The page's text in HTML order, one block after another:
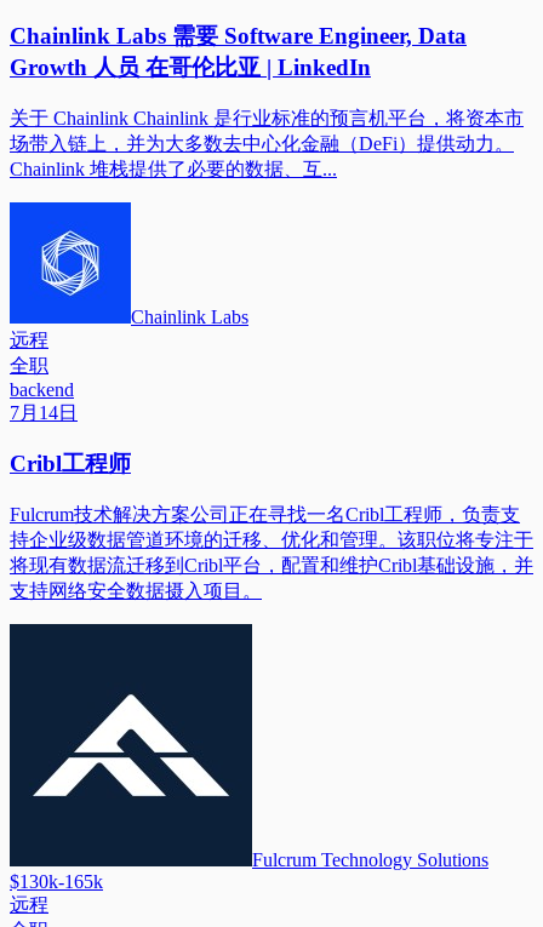
Chainlink Labs 需要 Software Engineer, Data
Growth 人员 在哥伦比亚 | LinkedIn
关于 Chainlink Chainlink 是行业标准的预言机平台，将资本市
场带入链上，并为大多数去中心化金融（DeFi）提供动力。
Chainlink 堆栈提供了必要的数据、互...
Chainlink Labs
远程
全职
backend
7月14日
Cribl工程师
Fulcrum技术解决方案公司正在寻找一名Cribl工程师，负责支
持企业级数据管道环境的迁移、优化和管理。该职位将专注于
将现有数据流迁移到Cribl平台，配置和维护Cribl基础设施，并
支持网络安全数据摄入项目。
Fulcrum Technology Solutions
$130k-165k
远程